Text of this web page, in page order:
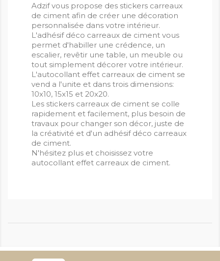
Adzif vous propose des stickers carreaux
de ciment afin de créer une décoration
personnalisée dans votre intérieur.
L'adhésif déco carreaux de ciment vous
permet d'habiller une crédence, un
escalier, revêtir une table, un meuble ou
tout simplement décorer votre intérieur.
L'autocollant effet carreaux de ciment se
vend a l'unite et dans trois dimensions:
10x10, 15x15 et 20x20.
Les stickers carreaux de ciment se colle
rapidement et facilement, plus besoin de
travaux pour changer son décor, juste de
la créativité et d'un adhésif déco carreaux
de ciment.
N'hésitez plus et choisissez votre
autocollant effet carreaux de ciment.